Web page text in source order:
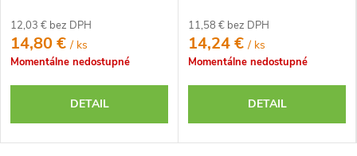
12,03 € bez DPH
14,80 €/ ks
Momentálne nedostupné
DETAIL
11,58 € bez DPH
14,24 €/ ks
Momentálne nedostupné
DETAIL